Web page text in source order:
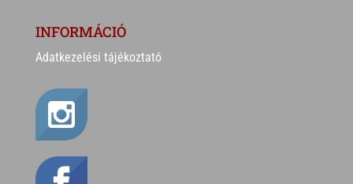
INFORMÁCIÓ
Adatkezelési tájékoztató